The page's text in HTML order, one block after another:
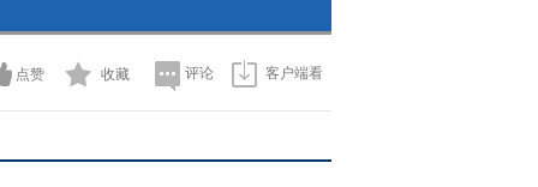
2015-10-10 20:44:00
《乡村大世界》
点赞 收藏 评论 客户端看